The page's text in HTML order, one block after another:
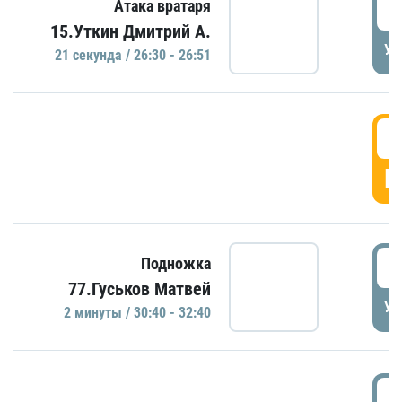
Атака вратаря
15.Уткин Дмитрий А.
21 секундa / 26:30 - 26:51
Подножка
77.Гуськов Матвей
2 минуты / 30:40 - 32:40